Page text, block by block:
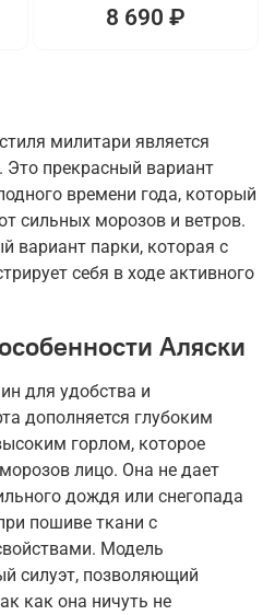
8 690 ₽
милитари является
Это прекрасный вариант
времени года, который
сильных морозов и ветров.
вариант парки, которая с
себя в ходе активного
Аляски
для удобства и
дополняется глубоким
горлом, которое
лицо. Она не дает
дождя или снегопада
пошиве ткани с
Модель
силуэт, позволяющий
как она ничуть не